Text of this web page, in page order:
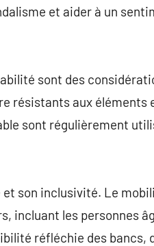
et aider à un
sont des
résistants aux éléments
sont régulièrement
son inclusivité. Le
incluant les personnes
réfléchie des bancs,